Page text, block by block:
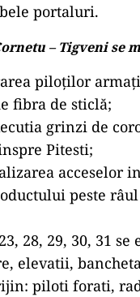
portaluri.
– Tigveni se
piloților
fibra de sticlă;
grinzi de
Pitesti;
acceselor
peste
28, 29, 30, 31
elevatii,
piloti forati,